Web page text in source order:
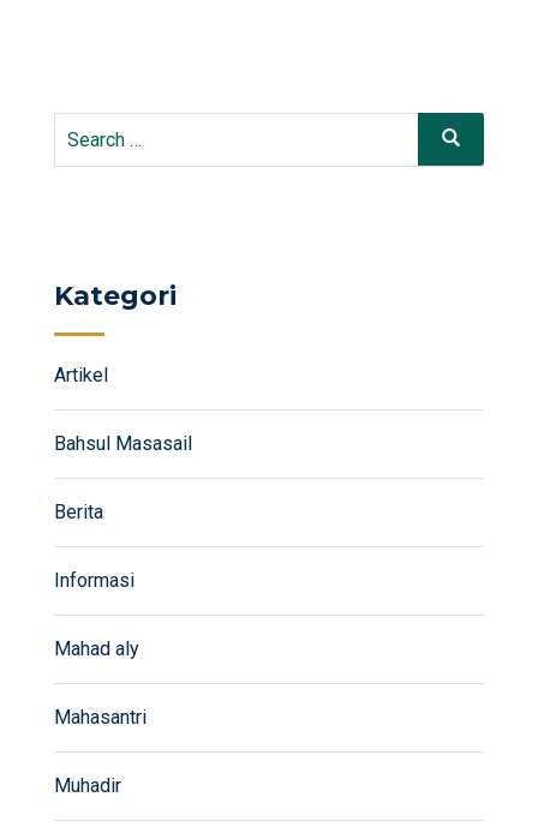
Search
Search
Kategori
Artikel
Bahsul Masasail
Berita
Informasi
Mahad aly
Mahasantri
Muhadir